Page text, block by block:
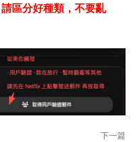
請區分好種類，不要亂
下一篇